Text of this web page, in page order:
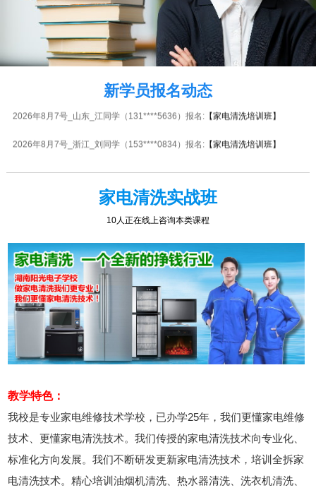
新学员报名动态
2026年8月7号_海南_江同学（133****4388）报名: 【家电清洗培训班】
2026年8月7号_湖北_代同学（133****3110）报名: 【家电清洗培训班】
2026年8月7号黑龙江江同学（134****6697）报名:【家电清洗培训班】
2026年8月7号_广东_胡同学（133****0435）报名:【家电清洗培训班】
2026年8月7号_陕西_马同学（133****0301）报名:【电动车维修实战班】
家电清洗实战班
3人正在线上咨询本类课程
教学特色：
我校是专业家电维修技术学校，已办学25年，我们更懂家电维修
技术、更懂家电清洗技术。我们传授的家电清洗技术向专业化、
标准化方向发展。我们不断研发更新家电清洗技术，培训全拆家
电清洗技术。精心培训油烟机清洗、热水器清洗、洗衣机清洗、